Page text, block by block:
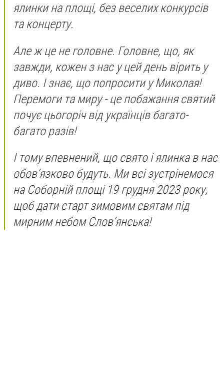
ялинки на площі, без веселих конкурсів
та концерту.
Але ж це не головне. Головне, що, як
завжди, кожен з нас у цей день вірить у
диво. І знає, що попросити у Миколая!
Перемоги та миру - це побажання святий
почує цьогоріч від українців багато-
багато разів!
І тому впевнений, що свято і ялинка в нас
обов‘язково будуть. Ми всі зустрінемося
на Соборній площі 19 грудня 2023 року,
щоб дати старт зимовим святам під
мирним небом Слов‘янська!